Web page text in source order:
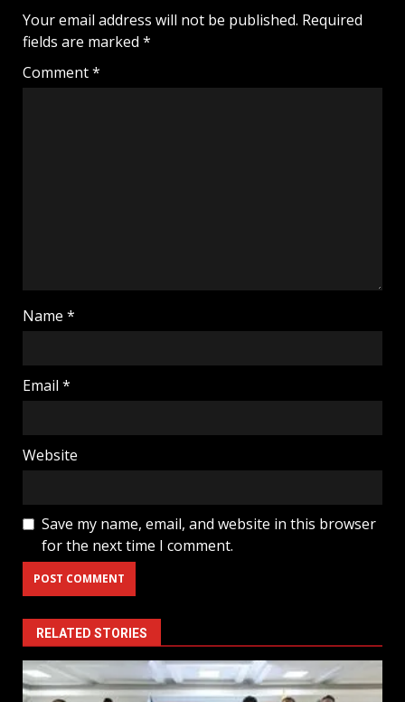
Your email address will not be published. Required
fields are marked *
Comment*
Name *
Email *
Website
Save my name, email, and website in this browser
for the next time I comment.
RELATED STORIES